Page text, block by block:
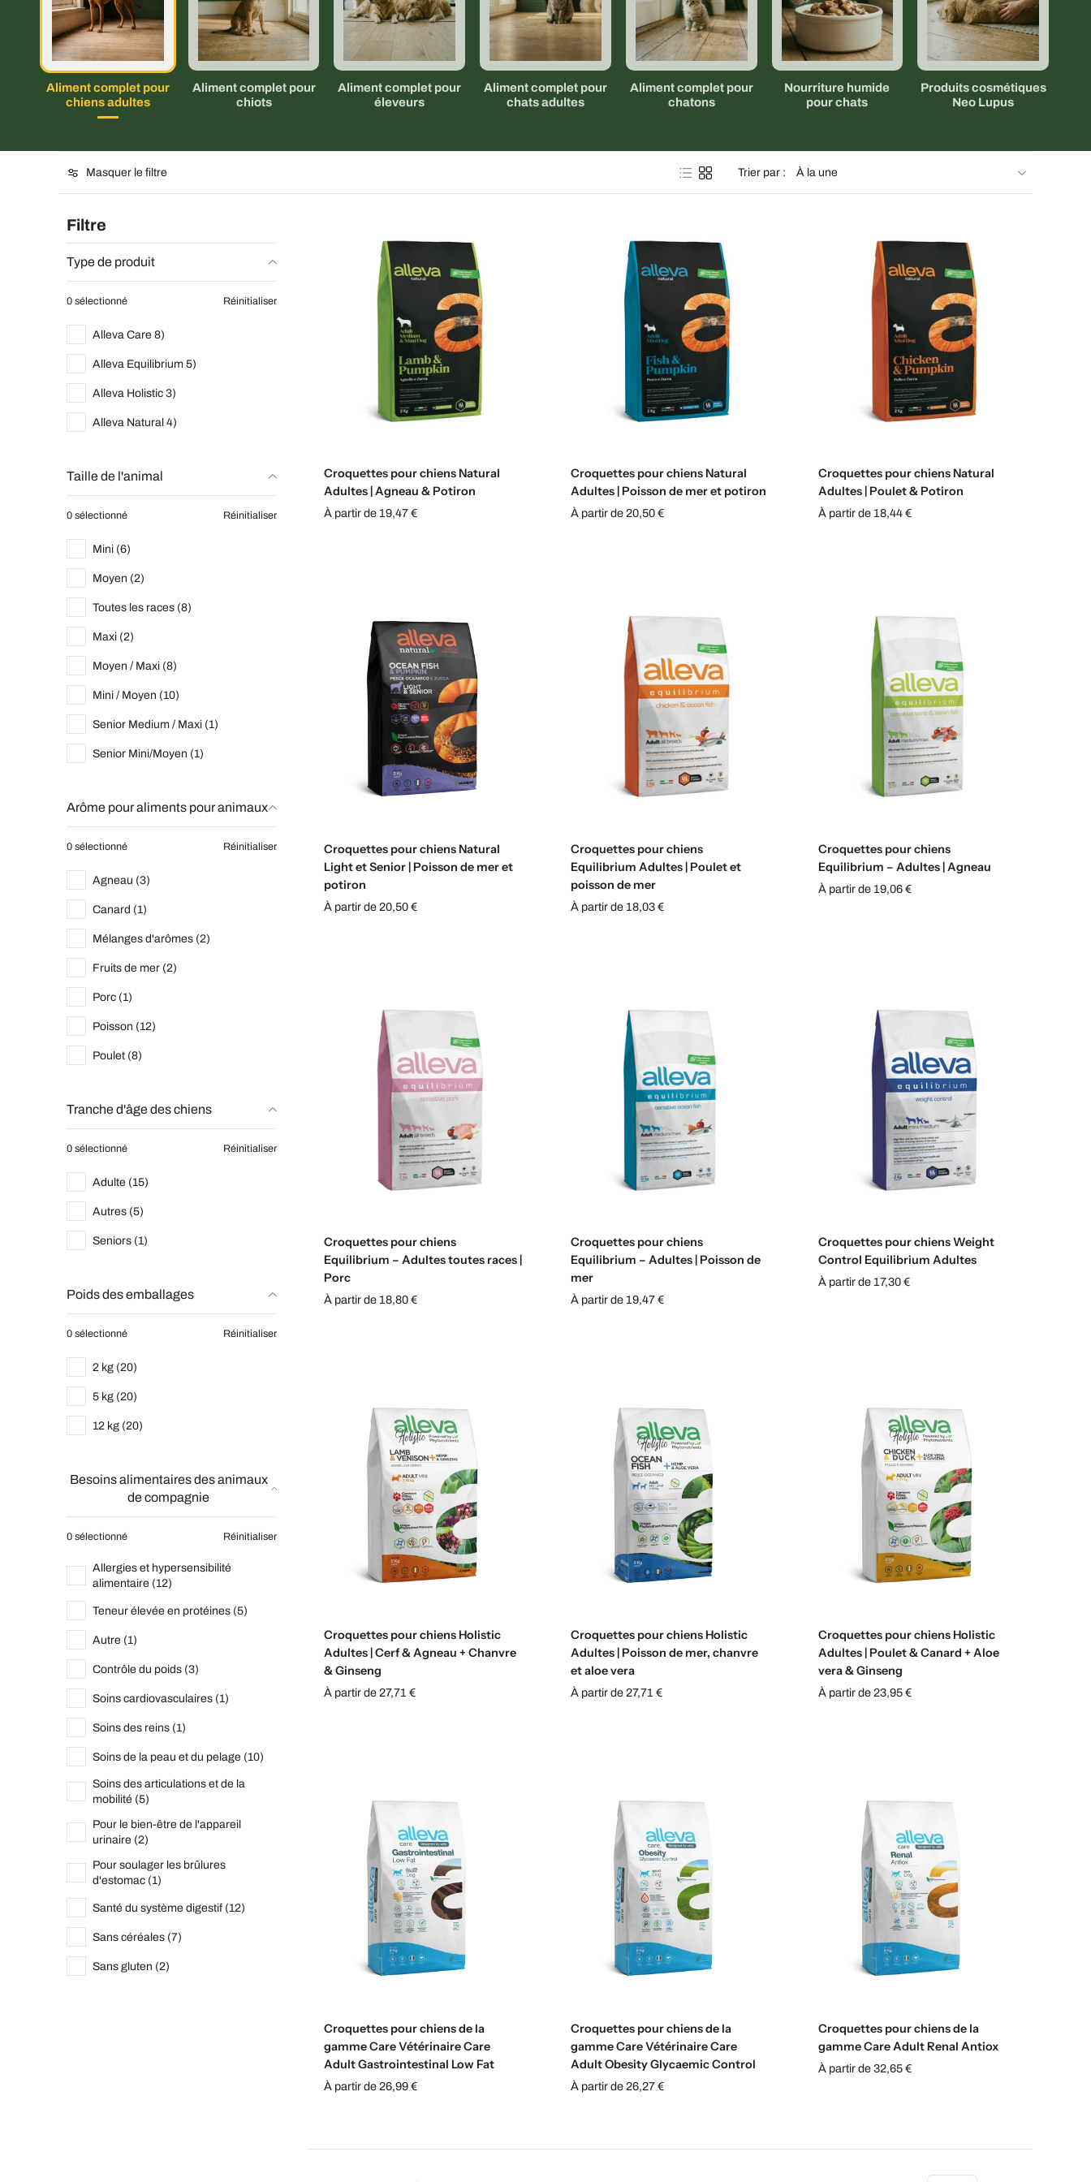
Aliment complet pour
chiens adultes
Aliment complet pour
chiots
Aliment complet pour
éleveurs
Aliment complet pour
chats adultes
Aliment complet pour
chatons
Nourriture humide
pour chats
Produits cosmétiques
Neo Lupus
Masquer le filtre Trier par :
Filtre
Type de produit
0 sélectionné Réinitialiser
Alleva Care 8)
Alleva Equilibrium 5)
Alleva Holistic 3)
Alleva Natural 4)
Taille de l'animal
0 sélectionné Réinitialiser
Mini (6)
Moyen (2)
Toutes les races (8)
Maxi (2)
Moyen / Maxi (8)
Mini / Moyen (10)
Senior Medium / Maxi (1)
Senior Mini/Moyen (1)
Arôme pour aliments pour animaux
0 sélectionné Réinitialiser
Agneau (3)
Canard (1)
Mélanges d'arômes (2)
Fruits de mer (2)
Porc (1)
Poisson (12)
Poulet (8)
Tranche d'âge des chiens
0 sélectionné Réinitialiser
Adulte (15)
Autres (5)
Seniors (1)
Poids des emballages
0 sélectionné Réinitialiser
2 kg (20)
5 kg (20)
12 kg (20)
Besoins alimentaires des animaux
de compagnie
0 sélectionné Réinitialiser
Allergies et hypersensibilité
alimentaire (12)
Teneur élevée en protéines (5)
Autre (1)
Contrôle du poids (3)
Soins cardiovasculaires (1)
Soins des reins (1)
Soins de la peau et du pelage (10)
Soins des articulations et de la
mobilité (5)
Pour le bien-être de l'appareil
urinaire (2)
Pour soulager les brûlures
d'estomac (1)
Santé du système digestif (12)
Sans céréales (7)
Sans gluten (2)
Croquettes pour chiens Natural
Adultes | Agneau & Potiron
À partir de 19,47 €
Croquettes pour chiens Natural
Adultes | Poisson de mer et potiron
À partir de 20,50 €
Croquettes pour chiens Natural
Adultes | Poulet & Potiron
À partir de 18,44 €
Croquettes pour chiens Natural
Light et Senior | Poisson de mer et
potiron
À partir de 20,50 €
Croquettes pour chiens
Equilibrium Adultes | Poulet et
poisson de mer
À partir de 18,03 €
Croquettes pour chiens
Equilibrium – Adultes | Agneau
À partir de 19,06 €
Croquettes pour chiens
Equilibrium – Adultes toutes races |
Porc
À partir de 18,80 €
Croquettes pour chiens
Equilibrium – Adultes | Poisson de
mer
À partir de 19,47 €
Croquettes pour chiens Weight
Control Equilibrium Adultes
À partir de 17,30 €
Croquettes pour chiens Holistic
Adultes | Cerf & Agneau + Chanvre
& Ginseng
À partir de 27,71 €
Croquettes pour chiens Holistic
Adultes | Poisson de mer, chanvre
et aloe vera
À partir de 27,71 €
Croquettes pour chiens Holistic
Adultes | Poulet & Canard + Aloe
vera & Ginseng
À partir de 23,95 €
Croquettes pour chiens de la
gamme Care Vétérinaire Care
Adult Gastrointestinal Low Fat
À partir de 26,99 €
Croquettes pour chiens de la
gamme Care Vétérinaire Care
Adult Obesity Glycaemic Control
À partir de 26,27 €
Croquettes pour chiens de la
gamme Care Adult Renal Antiox
À partir de 32,65 €